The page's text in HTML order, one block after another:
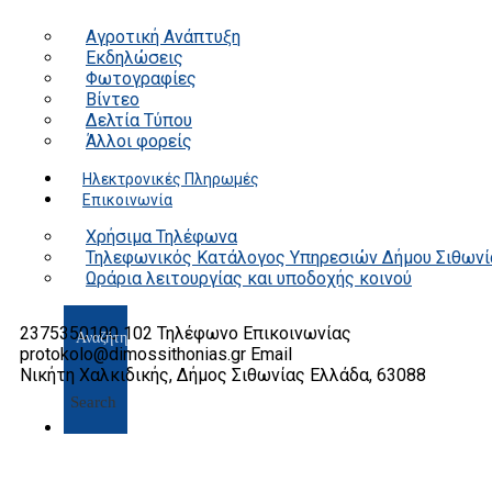
Αγροτική Ανάπτυξη
Εκδηλώσεις
Φωτογραφίες
Βίντεο
Δελτία Τύπου
Άλλοι φορείς
Ηλεκτρονικές Πληρωμές
Επικοινωνία
Χρήσιμα Τηλέφωνα
Τηλεφωνικός Κατάλογος Υπηρεσιών Δήμου
Ωράρια λειτουργίας και υποδοχής κοινού
Search
2375350100 102 Τηλέφωνο Επικοινωνίας
protokolo@dimossithonias.gr Email
Νικήτη Χαλκιδικής, Δήμος Σιθωνίας Ελλάδα, 63088